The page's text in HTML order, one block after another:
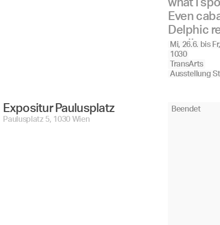
what I
Even
Delphic
our lips
Mi, 26.6. bis
1030
TransArts
Ausstellung
Expositur Paulusplatz
Paulusplatz 5, 1030 Wien
Beendet